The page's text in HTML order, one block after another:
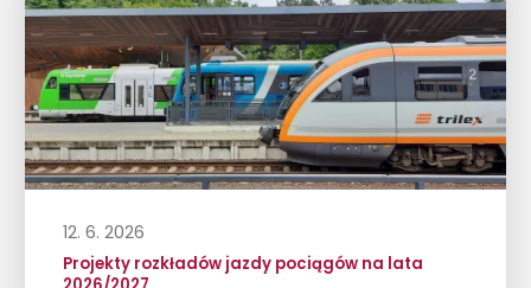
12. 6. 2026
Projekty rozkładów jazdy pociągów na lata